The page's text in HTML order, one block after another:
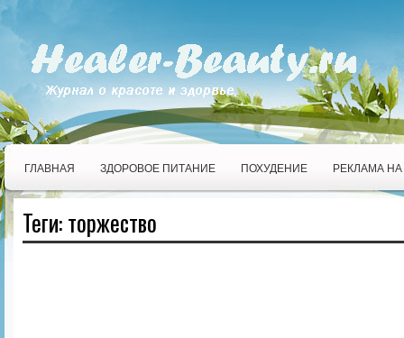
ГЛАВНАЯ ЗДОРОВОЕ ПИТАНИЕ ПОХУДЕНИЕ РЕКЛАМА
Теги: торжество